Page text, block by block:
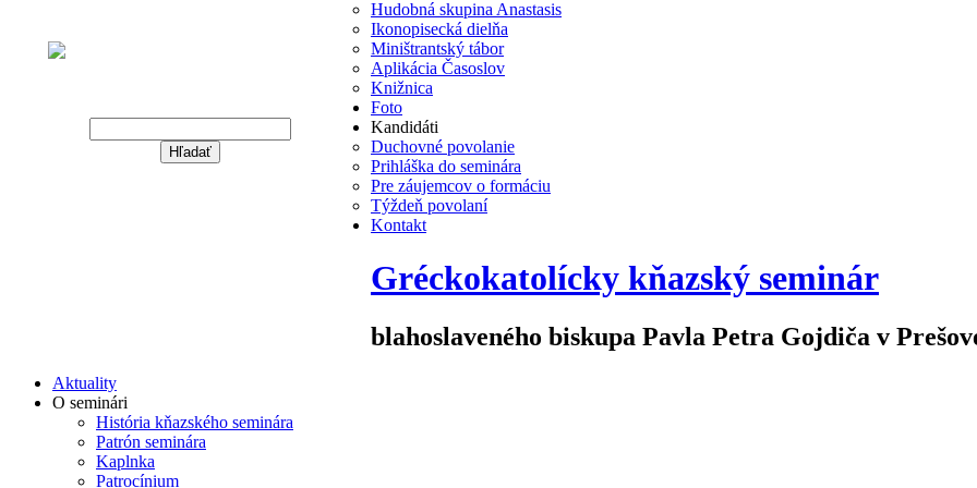
Hľadať
Hudobná skupina Anastasis
Ikonopisecká dielňa
Miništrantský tábor
Aplikácia Časoslov
Knižnica
Foto
Kandidáti
Duchovné povolanie
Prihláška do seminára
Pre záujemcov o formáciu
Týždeň povolaní
Kontakt
Gréckokatolícky kňazský seminár
blahoslaveného biskupa Pavla Petra Gojdiča v
Aktuality
O seminári
História kňazského seminára
Patrón seminára
Kaplnka
Patrocínium